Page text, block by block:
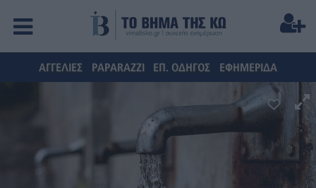
ΑΓΓΕΛΙΕΣ PAPARAZZI ΕΠ. ΟΔΗΓΟΣ ΕΦΗΜΕΡΙΔΑ